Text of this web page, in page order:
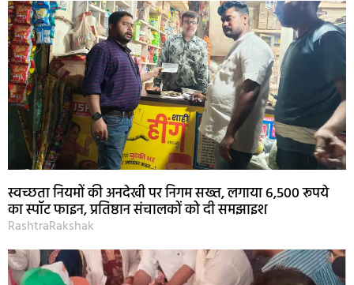
स्वच्छता नियमों की अनदेखी पर निगम सख्त, लगाया 6,500 रूपये
का स्पॉट फाइन, प्रतिष्ठान संचालकों को दी समझाइश
RashtraRakshak